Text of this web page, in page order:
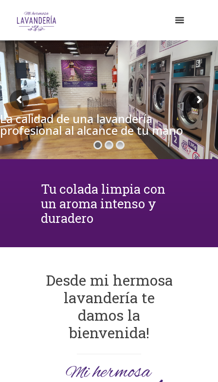
La calidad de una lavandería
profesional al alcance de tu mano
Tu colada limpia con
un aroma intenso y
duradero
Desde mi hermosa
lavandería te
damos la
bienvenida!